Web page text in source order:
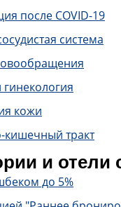
после COVID-19
система
кожи
тракт
и отели
до 5%